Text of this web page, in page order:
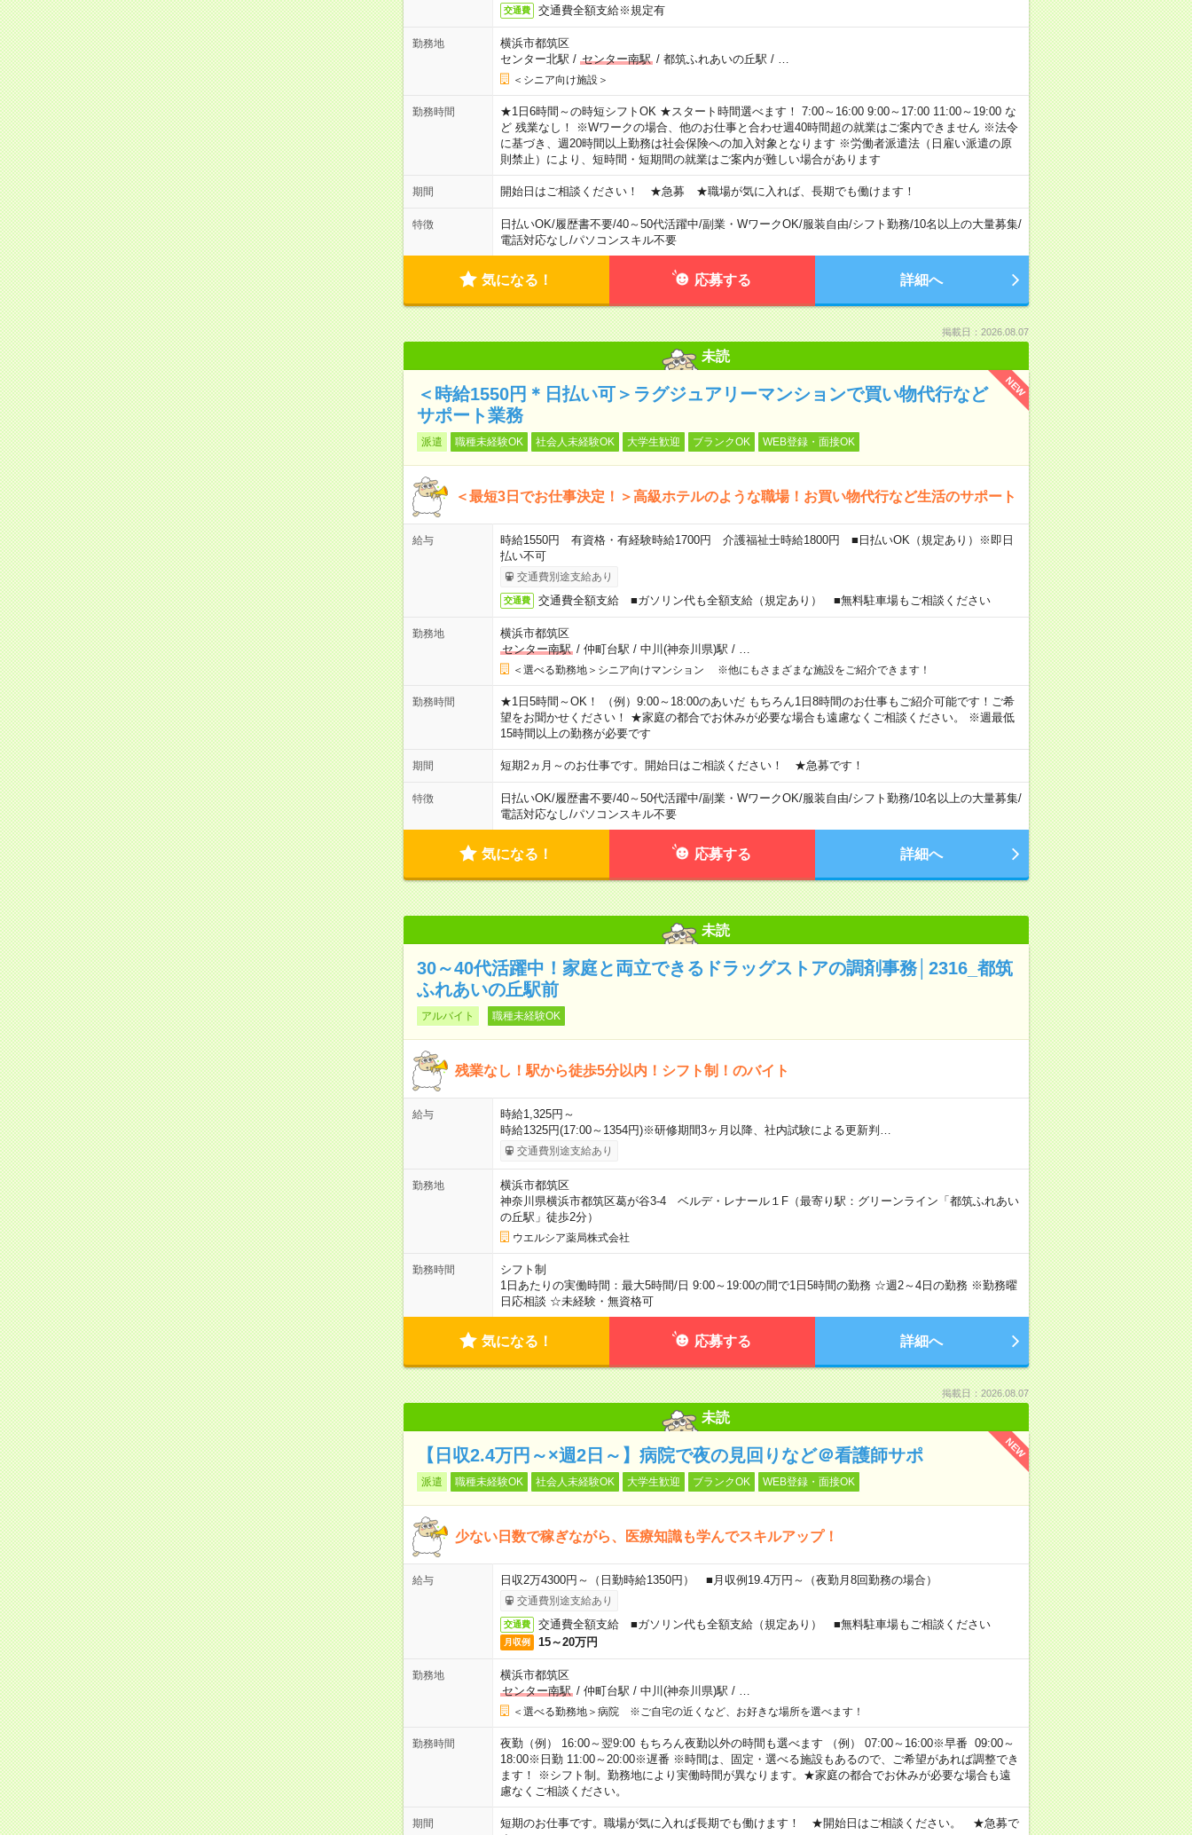
交通費 交通費全額支給※規定有
勤務地
横浜市都筑区
センター北駅 / センター南駅/ 都筑ふれあいの丘駅 /
＜シニア向け施設＞
勤務時間
★1日6時間～の時短シフトOK ★スタート時間選べます！ 7:00～16:00 9:00～17:00 11:00～19:00 な
ど 残業なし！ ※Wワークの場合、他のお仕事と合わせ週40時間超の就業はご案内できません ※法令
に基づき、週20時間以上勤務は社会保険への加入対象となります ※労働者派遣法（日雇い派遣の原
則禁止）により、短時間・短期間の就業はご案内が難しい場合があります
期間 開始日はご相談ください！ ★急募 ★職場が気に入れば、長期でも働けます！
特徴 日払いOK/履歴書不要/40～50代活躍中/副業・WワークOK/服装自由/シフト勤務/10名以上の大量募集/
電話対応なし/パソコンスキル不要
気になる！ 応募する 詳細へ
掲載日：2026.08.07
未読
NEW
＜時給1550円＊日払い可＞ラグジュアリーマンションで買い物代行など
サポート業務
派遣 職種未経験OK 社会人未経験OK 大学生歓迎 ブランクOK WEB登録・面接OK
＜最短3日でお仕事決定！＞高級ホテルのような職場！お買い物代行など生活のサポート
給与
時給1550円 有資格・有経験時給1700円 介護福祉士時給1800円 ■日払いOK（規定あり）※即日
払い不可
交通費別途支給あり
交通費 交通費全額支給 ■ガソリン代も全額支給（規定あり） ■無料駐車場もご相談ください
勤務地
横浜市都筑区
センター南駅/ 仲町台駅 / 中川(神奈川県)駅 /
＜選べる勤務地＞シニア向けマンション ※他にもさまざまな施設をご紹介できます！
勤務時間
★1日5時間～OK！ （例）9:00～18:00のあいだ もちろん1日8時間のお仕事もご紹介可能です！ご希
望をお聞かせください！ ★家庭の都合でお休みが必要な場合も遠慮なくご相談ください。 ※週最低
15時間以上の勤務が必要です
期間 短期2ヵ月～のお仕事です。開始日はご相談ください！ ★急募です！
特徴 日払いOK/履歴書不要/40～50代活躍中/副業・WワークOK/服装自由/シフト勤務/10名以上の大量募集/
電話対応なし/パソコンスキル不要
気になる！ 応募する 詳細へ
未読
30～40代活躍中！家庭と両立できるドラッグストアの調剤事務│2316_都筑
ふれあいの丘駅前
アルバイト 職種未経験OK
残業なし！駅から徒歩5分以内！シフト制！のバイト
給与
時給1,325円～
時給1325円(17:00～1354円)※研修期間3ヶ月以降、社内試験による更新判…
交通費別途支給あり
勤務地
横浜市都筑区
神奈川県横浜市都筑区葛が谷3-4 ベルデ・レナール１F（最寄り駅：グリーンライン「都筑ふれあい
の丘駅」徒歩2分）
ウエルシア薬局株式会社
勤務時間
シフト制
1日あたりの実働時間：最大5時間/日 9:00～19:00の間で1日5時間の勤務 ☆週2～4日の勤務 ※勤務曜
日応相談 ☆未経験・無資格可
気になる！ 応募する 詳細へ
掲載日：2026.08.07
未読
NEW
【日収2.4万円～×週2日～】病院で夜の見回りなど＠看護師サポ
派遣 職種未経験OK 社会人未経験OK 大学生歓迎 ブランクOK WEB登録・面接OK
少ない日数で稼ぎながら、医療知識も学んでスキルアップ！
給与 日収2万4300円～（日勤時給1350円） ■月収例19.4万円～（夜勤月8回勤務の場合）
交通費別途支給あり
交通費 交通費全額支給 ■ガソリン代も全額支給（規定あり） ■無料駐車場もご相談ください
月収例 15～20万円
勤務地
横浜市都筑区
センター南駅/ 仲町台駅 / 中川(神奈川県)駅 /
＜選べる勤務地＞病院 ※ご自宅の近くなど、お好きな場所を選べます！
勤務時間
夜勤（例） 16:00～翌9:00 もちろん夜勤以外の時間も選べます （例） 07:00～16:00※早番 09:00～
18:00※日勤 11:00～20:00※遅番 ※時間は、固定・選べる施設もあるので、ご希望があれば調整でき
ます！ ※シフト制。勤務地により実働時間が異なります。★家庭の都合でお休みが必要な場合も遠
慮なくご相談ください。
期間
短期のお仕事です。職場が気に入れば長期でも働けます！ ★開始日はご相談ください。 ★急募で